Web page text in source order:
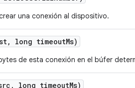
una conexión al dispositivo.
, long timeoutMs)
de esta conexión en el búfer
, long timeoutMs)